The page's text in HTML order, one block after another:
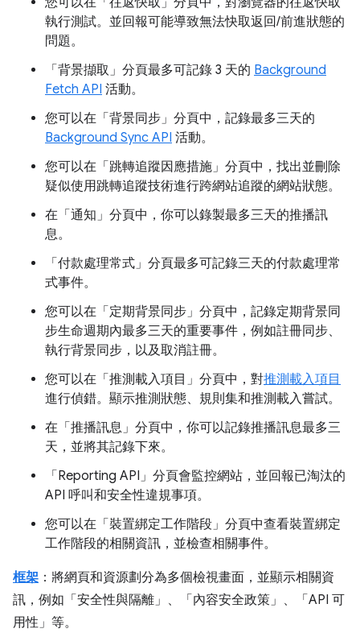
執行測試。並回報可能導致無法快取返回/前進狀態的
問題。
「背景擷取」 分頁最多可記錄 3 天的 Background
Fetch API 活動。
您可以在「背景同步」 分頁中，記錄最多三天的
Background Sync API 活動。
您可以在「跳轉追蹤因應措施」 分頁中，找出並刪除
疑似使用跳轉追蹤技術進行跨網站追蹤的網站狀態。
在「通知」 分頁中，你可以錄製最多三天的推播訊
息。
「付款處理常式」 分頁最多可記錄三天的付款處理常
式事件。
您可以在「定期背景同步」 分頁中，記錄定期背景同
步生命週期內最多三天的重要事件，例如註冊同步、
執行背景同步，以及取消註冊。
您可以在「推測載入項目」 分頁中，對推測載入項目
進行偵錯。顯示推測狀態、規則集和推測載入嘗試。
在「推播訊息」 分頁中，你可以記錄推播訊息最多三
天，並將其記錄下來。
「Reporting API」 分頁會監控網站，並回報已淘汰的
API 呼叫和安全性違規事項。
您可以在「裝置綁定工作階段」 分頁中查看裝置綁定
工作階段的相關資訊，並檢查相關事件。
框架 ：將網頁和資源劃分為多個檢視畫面，並顯示相關資
訊，例如「安全性與隔離」、「內容安全政策」、「API 可
用性」等。